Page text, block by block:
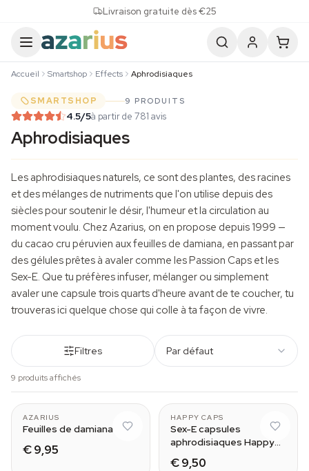
Livraison gratuite dès €25
Accueil Smartshop Effects Aphrodisiaques
SMARTSHOP 9 PRODUITS
4.5/5à partir de 781 avis
Aphrodisiaques
Les aphrodisiaques naturels, ce sont des plantes, des racines
et des mélanges de nutriments que l'on utilise depuis des
siècles pour soutenir le désir, l'humeur et la circulation au
moment voulu. Chez Azarius, on en propose depuis 1999 —
du cacao cru péruvien aux feuilles de damiana, en passant par
des gélules prêtes à avaler comme les Passion Caps et les
Sex-E. Que tu préfères infuser, mélanger ou simplement
avaler une capsule trois quarts d'heure avant de te coucher, tu
trouveras ici quelque chose qui colle à ta façon de vivre.
Filtres Par défaut
9 produits affichés
AZARIUS
Feuilles de damiana
€ 9,95
HAPPY CAPS
Sex-E capsules
aphrodisiaques Happy
€ 9,50